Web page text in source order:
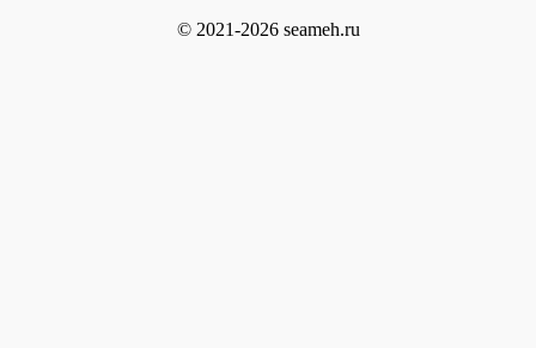
© 2021-2026 seameh.ru